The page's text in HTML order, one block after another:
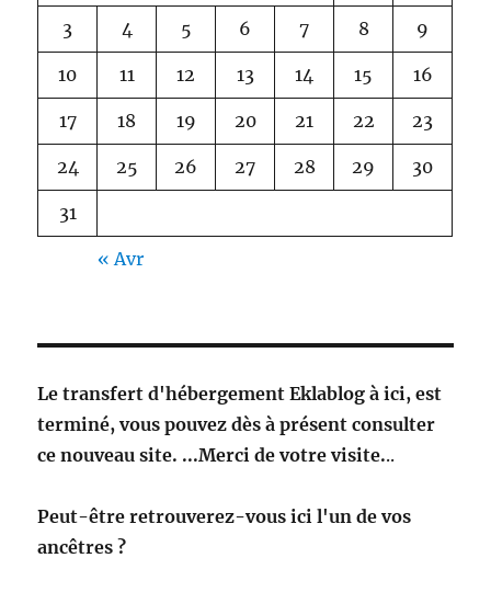
3 4 5 6 7 8 9
10 11 12 13 14 15 16
17 18 19 20 21 22 23
24 25 26 27 28 29 30
31
« Avr
Le transfert d'hébergement Eklablog à ici, est
terminé, vous pouvez dès à présent consulter
ce nouveau site. ...Merci de votre visite...
Peut-être retrouverez-vous ici l'un de vos
ancêtres ?